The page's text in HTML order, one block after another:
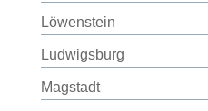
Löwenstein
Ludwigsburg
Magstadt